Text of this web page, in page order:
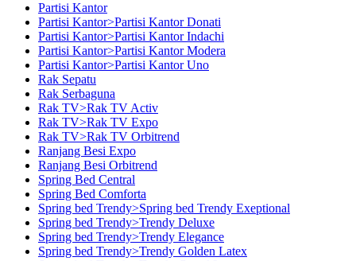
Partisi Kantor
Partisi Kantor>Partisi Kantor Donati
Partisi Kantor>Partisi Kantor Indachi
Partisi Kantor>Partisi Kantor Modera
Partisi Kantor>Partisi Kantor Uno
Rak Sepatu
Rak Serbaguna
Rak TV>Rak TV Activ
Rak TV>Rak TV Expo
Rak TV>Rak TV Orbitrend
Ranjang Besi Expo
Ranjang Besi Orbitrend
Spring Bed Central
Spring Bed Comforta
Spring bed Trendy>Spring bed Trendy Exeptional
Spring bed Trendy>Trendy Deluxe
Spring bed Trendy>Trendy Elegance
Spring bed Trendy>Trendy Golden Latex